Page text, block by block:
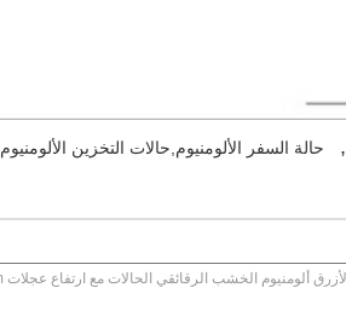
, حالة السفر الألومنيوم,حالات التخزين الألومنيوم